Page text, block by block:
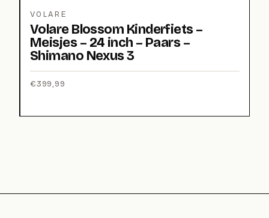
VOLARE
Volare Blossom Kinderfiets –
Meisjes – 24 inch – Paars –
Shimano Nexus 3
€399,99